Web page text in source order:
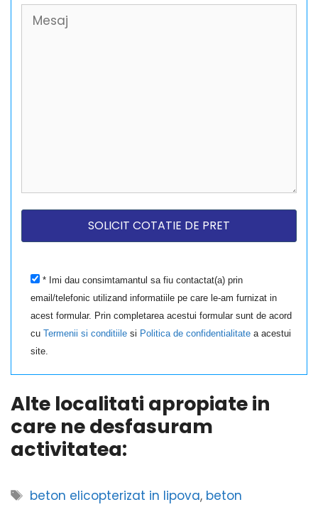
* Imi dau consimtamantul sa fiu contactat(a) prin
email/telefonic utilizand informatiile pe care le-am furnizat in
acest formular. Prin completarea acestui formular sunt de acord
cuTermenii si conditiile si Politica de confidentialitate a acestui
site.
Alte localitati apropiate in
care ne desfasuram
activitatea:
Etichete
beton elicopterizat in lipova, beton